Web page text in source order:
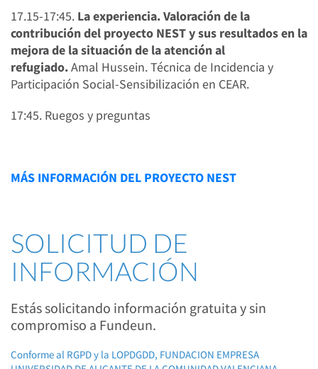
17.15-17:45. La experiencia. Valoración de la
contribución del proyecto NEST y sus resultados en la
mejora de la situación de la atención al
refugiado.Amal Hussein. Técnica de Incidencia y
Participación Social-Sensibilización en CEAR.
17:45. Ruegos y preguntas
MÁS INFORMACIÓN DEL PROYECTO NEST
SOLICITUD DE
INFORMACIÓN
Estás solicitando información gratuita y sin
compromiso a Fundeun.
Conforme al RGPD y la LOPDGDD, FUNDACION EMPRESA